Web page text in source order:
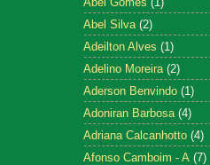
Abel Silva (2)
Adeilton Alves (1)
Adelino Moreira (2)
Aderson Benvindo (1)
Adoniran Barbosa (4)
Adriana Calcanhotto (4)
Afonso Camboim - A (7)